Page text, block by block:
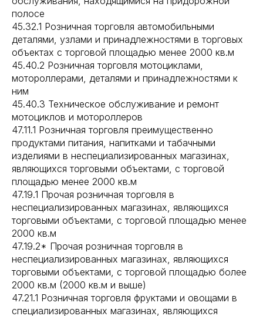
полосе
45.32.1 Розничная торговля автомобильными
деталями, узлами и принадлежностями в торговых
объектах с торговой площадью менее 2000 кв.м
45.40.2 Розничная торговля мотоциклами,
мотороллерами, деталями и принадлежностями к
ним
45.40.3 Техническое обслуживание и ремонт
мотоциклов и мотороллеров
47.11.1 Розничная торговля преимущественно
продуктами питания, напитками и табачными
изделиями в неспециализированных магазинах,
являющихся торговыми объектами, с торговой
площадью менее 2000 кв.м
47.19.1 Прочая розничная торговля в
неспециализированных магазинах, являющихся
торговыми объектами, с торговой площадью менее
2000 кв.м
47.19.2* Прочая розничная торговля в
неспециализированных магазинах, являющихся
торговыми объектами, с торговой площадью более
2000 кв.м (2000 кв.м и выше)
47.21.1 Розничная торговля фруктами и овощами в
специализированных магазинах, являющихся